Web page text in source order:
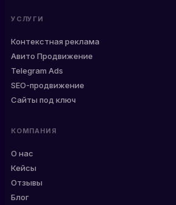
УСЛУГИ
Контекстная реклама
Авито Продвижение
Telegram Ads
SEO-продвижение
Сайты под ключ
КОМПАНИЯ
О нас
Кейсы
Отзывы
Блог